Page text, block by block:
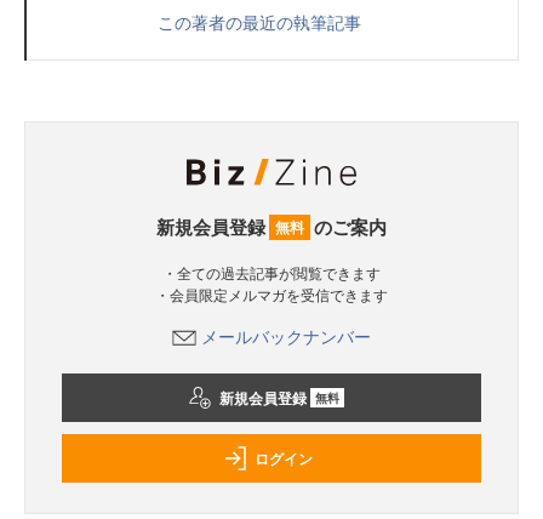
この著者の最近の執筆記事
新規会員登録 無料 のご案内
・全ての過去記事が閲覧できます
・会員限定メルマガを受信できます
メールバックナンバー
新規会員登録 無料
ログイン